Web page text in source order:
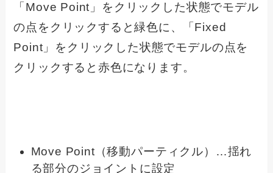
「Move Point」をクリックした状態でモデル
の点をクリックすると緑色に、「Fixed
Point」をクリックした状態でモデルの点を
クリックすると赤色になります。
Move Point（移動パーティクル）…揺れ
る部分のジョイントに設定